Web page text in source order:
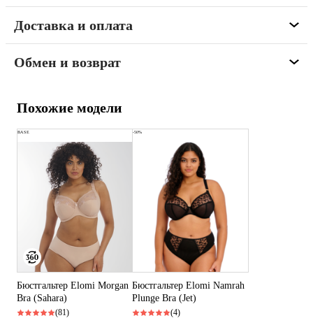
Доставка и оплата
Обмен и возврат
Похожие модели
BASE
Бюстгальтер Elomi Morgan
Bra (Sahara)
(81)
-50%
Бюстгальтер Elomi Namrah
Plunge Bra (Jet)
(4)